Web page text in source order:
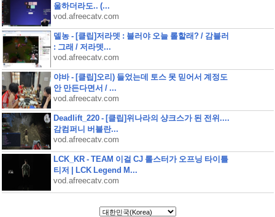
울하더라도.. (...
vod.afreecatv.com
델농 - [클립]저라뎃 : 블러야 오늘 롤할래? / 감블러
: 그래 / 저라뎃...
vod.afreecatv.com
야바 - [클립]오리) 들었는데 토스 못 믿어서 계정도
안 만든다면서 / ...
vod.afreecatv.com
Deadlift_220 - [클립]위나라의 샹크스가 된 전위....
감컴퍼니 버블란...
vod.afreecatv.com
LCK_KR - TEAM 이걸 CJ 롤스터가 오프닝 타이틀
티저 | LCK Legend M...
vod.afreecatv.com